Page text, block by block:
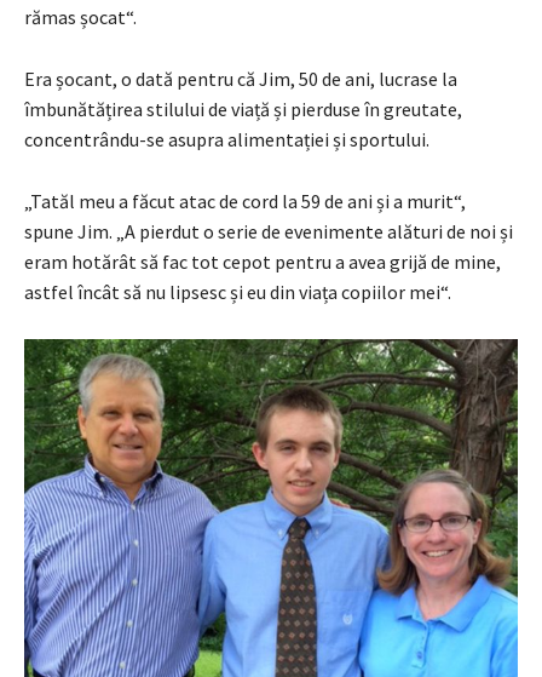
rămas șocat“.
Era șocant, o dată pentru că Jim, 50 de ani, lucrase la
îmbunătățirea stilului de viață și pierduse în greutate,
concentrându-se asupra alimentației și sportului.
„Tatăl meu a făcut atac de cord la 59 de ani și a murit“,
spune Jim. „A pierdut o serie de evenimente alături de noi și
eram hotărât să fac tot cepot pentru a avea grijă de mine,
astfel încât să nu lipsesc și eu din viața copiilor mei“.